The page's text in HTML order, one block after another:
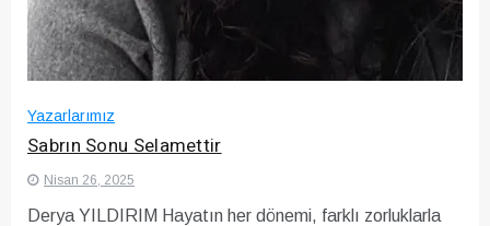
Yazarlarımız
Sabrın Sonu Selamettir
Nisan 26, 2025
Derya YILDIRIM Hayatın her dönemi, farklı zorluklarla